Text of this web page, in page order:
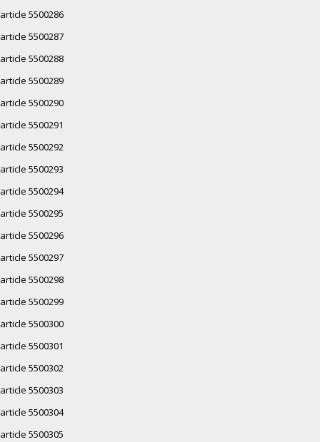
article 5500286
article 5500287
article 5500288
article 5500289
article 5500290
article 5500291
article 5500292
article 5500293
article 5500294
article 5500295
article 5500296
article 5500297
article 5500298
article 5500299
article 5500300
article 5500301
article 5500302
article 5500303
article 5500304
article 5500305